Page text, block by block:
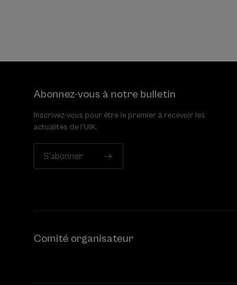
Abonnez-vous à notre bulletin
Inscrivez-vous pour être le premier à recevoir les
actualités de l'UIK.
S'abonner
Comité organisateur